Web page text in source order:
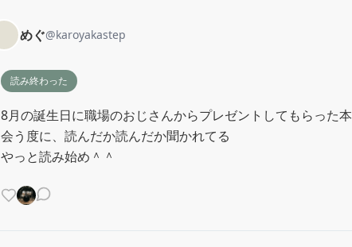
めぐ@karoyakastep
読み終わった
8月の誕生日に職場のおじさんからプレゼントしてもらった本
会う度に、読んだか読んだか聞かれてる
やっと読み始め＾＾